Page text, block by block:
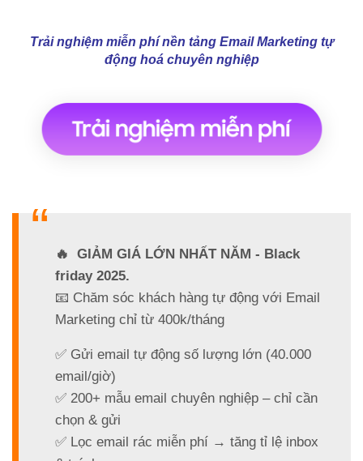
Trải nghiệm miễn phí nền tảng Email Marketing tự
động hoá chuyên nghiệp
🔥 GIẢM GIÁ LỚN NHẤT NĂM - Black
friday 2025.
📧 Chăm sóc khách hàng tự động với Email
Marketing chỉ từ 400k/tháng
✅ Gửi email tự động số lượng lớn (40.000
email/giờ)
✅ 200+ mẫu email chuyên nghiệp – chỉ cần
chọn & gửi
✅ Lọc email rác miễn phí → tăng tỉ lệ inbox